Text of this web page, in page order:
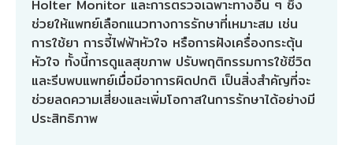
Holter Monitor และการตรวจเฉพาะทางอื่น ๆ ซึ่ง
ช่วยให้แพทย์เลือกแนวทางการรักษาที่เหมาะสม เช่น
การใช้ยา การจี้ไฟฟ้าหัวใจ หรือการฝังเครื่องกระตุ้น
หัวใจ ทั้งนี้การดูแลสุขภาพ ปรับพฤติกรรมการใช้ชีวิต
และรีบพบแพทย์เมื่อมีอาการผิดปกติ เป็นสิ่งสำคัญที่จะ
ช่วยลดความเสี่ยงและเพิ่มโอกาสในการรักษาได้อย่างมี
ประสิทธิภาพ